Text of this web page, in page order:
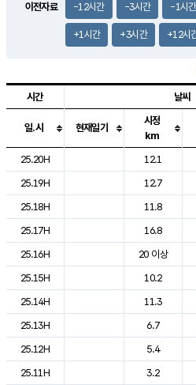
이전자료 -12시간 -3시간 -1시간
+1시간 +3시간 +12시
도시별 기상실황표로 지점, 날씨, 기온
시간 날씨
일.시 현재일기
시정
km
25.20H
12.1
25.19H
12.7
25.18H
11.8
25.17H
16.8
25.16H
20 이상
25.15H
10.2
25.14H
11.3
25.13H
6.7
25.12H
5.4
25.11H
3.2